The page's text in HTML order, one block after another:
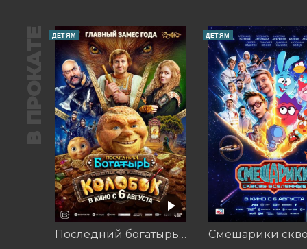
В ПРОКАТЕ ДЕТЯМ
Последний богатырь. Колобок
ДЕТЯМ